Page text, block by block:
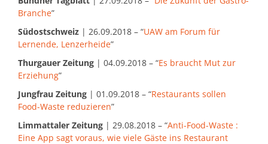
Branche”
Südostschweiz | 26.09.2018 – “UAW am Forum für
Lernende, Lenzerheide”
Thurgauer Zeitung | 04.09.2018 – “Es braucht Mut zur
Erziehung”
Jungfrau Zeitung | 01.09.2018 – “Restaurants sollen
Food-Waste reduzieren”
Limmattaler Zeitung | 29.08.2018 – “Anti-Food-Waste :
Eine App sagt voraus, wie viele Gäste ins Restaurant